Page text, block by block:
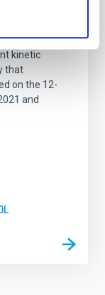
was a
kinetic
that
on the 12-
and